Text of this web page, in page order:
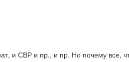
и СВР и пр., и пр. Но почему все,